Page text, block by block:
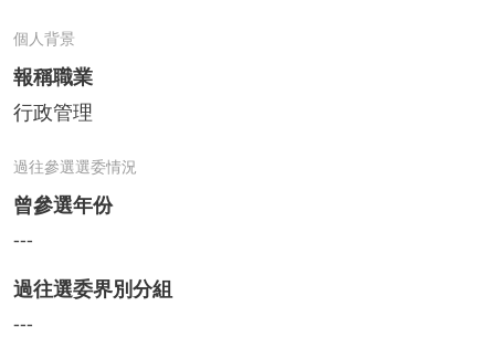
個人背景
報稱職業
行政管理
過往參選選委情況
曾參選年份
---
過往選委界別分組
---